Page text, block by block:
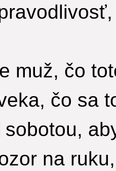
muž, čo
čo sa
na